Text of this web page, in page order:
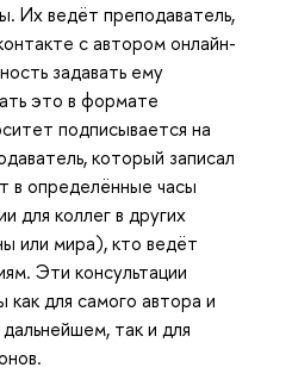
Их ведёт преподаватель,
с автором онлайн-
задавать ему
это в формате
подписывается на
который записал
в определённые часы
для коллег в других
или мира), кто ведёт
Эти консультации
для самого автора и
так и для